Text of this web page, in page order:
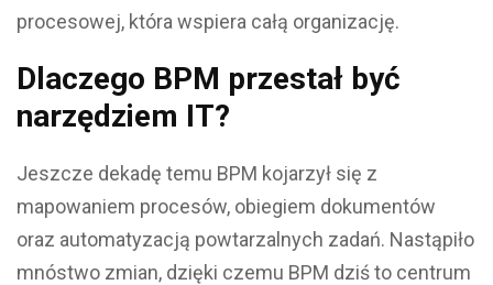
procesowej, która wspiera całą organizację.
Dlaczego BPM przestał być
narzędziem IT?
Jeszcze dekadę temu BPM kojarzył się z
mapowaniem procesów, obiegiem dokumentów
oraz automatyzacją powtarzalnych zadań. Nastąpiło
mnóstwo zmian, dzięki czemu BPM dziś to centrum